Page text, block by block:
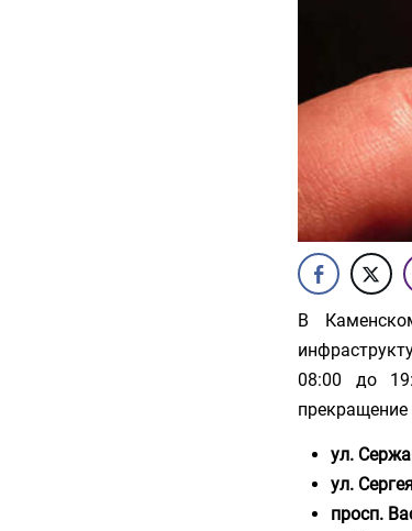
В
08:00 до
ул.
ул.
просп.